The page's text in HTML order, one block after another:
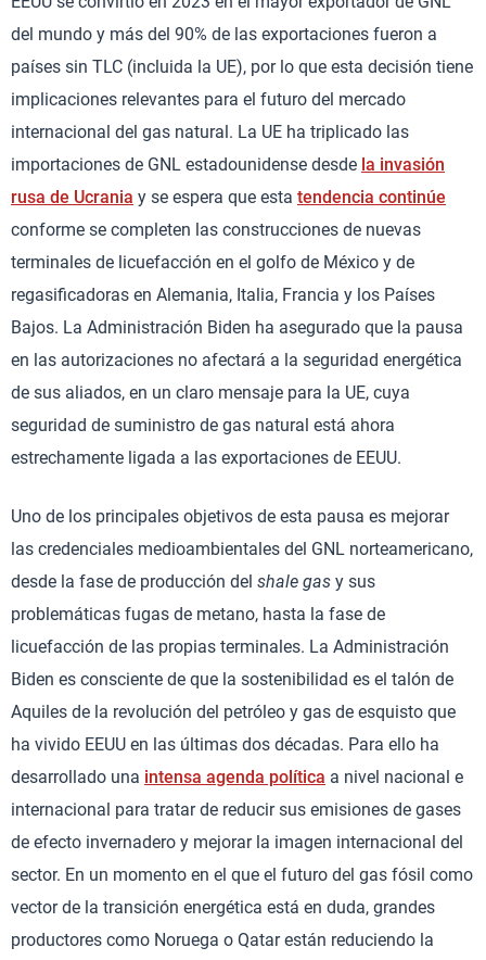
del mundo y más del 90% de las exportaciones fueron a
países sin TLC (incluida la UE), por lo que esta decisión tiene
implicaciones relevantes para el futuro del mercado
internacional del gas natural. La UE ha triplicado las
importaciones de GNL estadounidense desde la invasión
rusa de Ucrania y se espera que esta tendencia continúe
conforme se completen las construcciones de nuevas
terminales de licuefacción en el golfo de México y de
regasificadoras en Alemania, Italia, Francia y los Países
Bajos. La Administración Biden ha asegurado que la pausa
en las autorizaciones no afectará a la seguridad energética
de sus aliados, en un claro mensaje para la UE, cuya
seguridad de suministro de gas natural está ahora
estrechamente ligada a las exportaciones de EEUU.
Uno de los principales objetivos de esta pausa es mejorar
las credenciales medioambientales del GNL norteamericano,
desde la fase de producción del shale gas y sus
problemáticas fugas de metano, hasta la fase de
licuefacción de las propias terminales. La Administración
Biden es consciente de que la sostenibilidad es el talón de
Aquiles de la revolución del petróleo y gas de esquisto que
ha vivido EEUU en las últimas dos décadas. Para ello ha
desarrollado una intensa agenda política a nivel nacional e
internacional para tratar de reducir sus emisiones de gases
de efecto invernadero y mejorar la imagen internacional del
sector. En un momento en el que el futuro del gas fósil como
vector de la transición energética está en duda, grandes
productores como Noruega o Qatar están reduciendo la